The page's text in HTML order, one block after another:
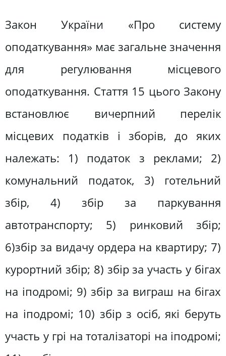
Закон України «Про систему
оподаткування» має загальне значення
для регулювання місцевого
оподаткування. Стаття 15 цього Закону
встановлює вичерпний перелік
місцевих податків і зборів, до яких
належать: 1) податок з реклами; 2)
комунальний податок, 3) готельний
збір, 4) збір за паркування
автотранспорту; 5) ринковий збір;
6)збір за видачу ордера на квартиру; 7)
курортний збір; 8) збір за участь у бігах
на іподромі; 9) збір за виграш на бігах
на іподромі; 10) збір з осіб, які беруть
участь у грі на тоталізаторі на іподромі;